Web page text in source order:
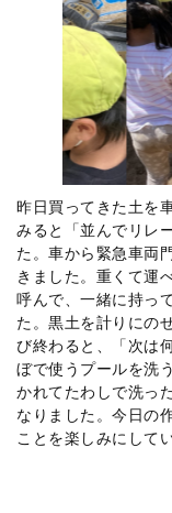
昨日買ってきた土を
みると「並んでリレ
た。車から緊急車両
きました。重くて運
呼んで、一緒に持っ
た。黒土を計りにの
び終わると、「次は
ぼで使うプールを洗
かれてたわしで洗っ
なりました。今日の
ことを楽しみにして